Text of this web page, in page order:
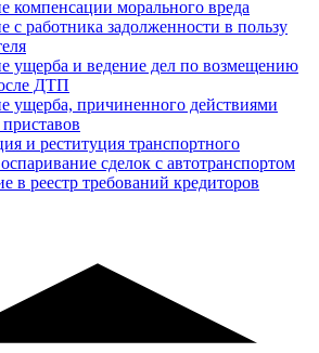
компенсации морального вреда
с работника задолженности в пользу
ущерба и ведение дел по возмещению
ДТП
ущерба, причиненного действиями
и реституция транспортного
сделок с автотранспортом
в реестр требований кредиторов